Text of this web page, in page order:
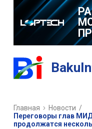
Главная Новости /
Переговоры глав
продолжатся